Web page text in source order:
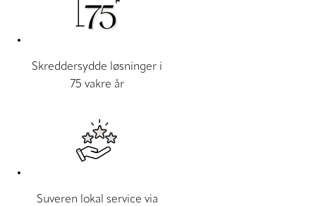
Skreddersydde løsninger i
75 vakre år
Suveren lokal service via